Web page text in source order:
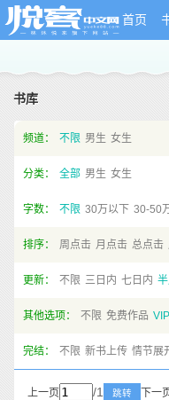
首页
书库
频道： 不限 男生 女生
分类： 全部 男生 女生
字数： 不限 30万以下 30-50
排序： 周点击 月点击 总点击
更新： 不限 三日内 七日内
其他选项： 不限 免费作品
完结： 不限 新书上传 情节展
上一页 /1 跳转 下一